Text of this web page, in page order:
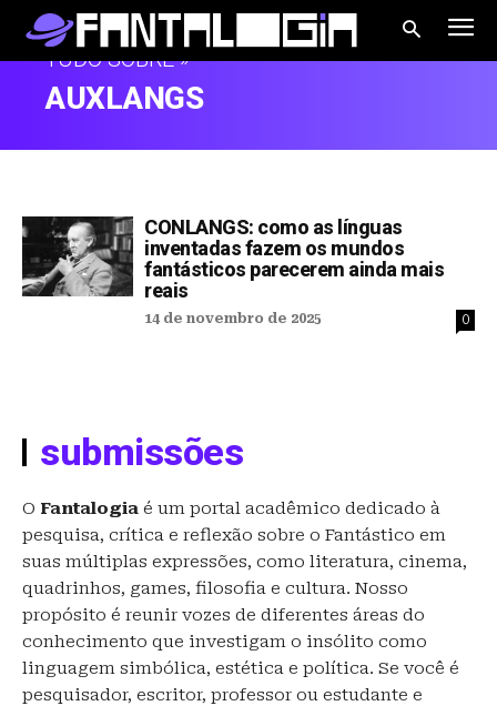
TUDO SOBRE »
AUXLANGS
CONLANGS: como as línguas
inventadas fazem os mundos
fantásticos parecerem ainda mais
reais
14 de novembro de 2025 0
submissões
O Fantalogia é um portal acadêmico dedicado à
pesquisa, crítica e reflexão sobre o Fantástico em
suas múltiplas expressões, como literatura, cinema,
quadrinhos, games, filosofia e cultura. Nosso
propósito é reunir vozes de diferentes áreas do
conhecimento que investigam o insólito como
linguagem simbólica, estética e política. Se você é
pesquisador, escritor, professor ou estudante e